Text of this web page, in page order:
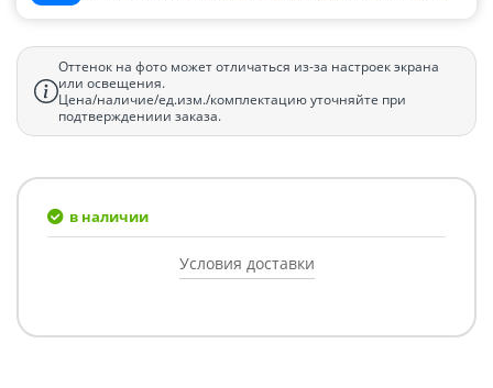
Оттенок на фото может отличаться из-за настроек экрана
или освещения.
Цена/наличие/ед.изм./комплектацию уточняйте при
подтверждениии заказа.
в наличии
Условия доставки